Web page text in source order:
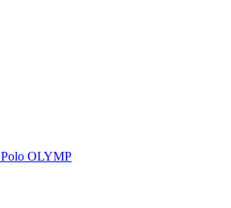
Polo OLYMP